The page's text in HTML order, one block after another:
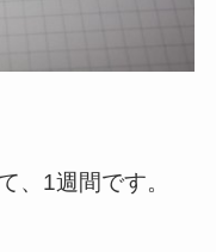
、1週間です。